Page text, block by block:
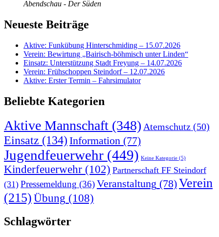
Abendschau - Der Süden
Neueste Beiträge
Aktive: Funkübung Hinterschmiding – 15.07.2026
Verein: Bewirtung „Bairisch-böhmisch unter Linden“
Einsatz: Unterstützung Stadt Freyung – 14.07.2026
Verein: Frühschoppen Steindorf – 12.07.2026
Aktive: Erster Termin – Fahrsimulator
Beliebte Kategorien
Aktive Mannschaft (348) Atemschutz (50)
Einsatz (134) Information (77)
Jugendfeuerwehr (449) Keine Kategorie (5)
Kinderfeuerwehr (102) Partnerschaft FF Steindorf
(31) Pressemeldung (36)Veranstaltung (78)Verein
(215)Übung (108)
Schlagwörter